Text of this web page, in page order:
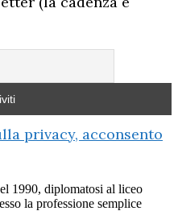
privacy, acconsento
1990, diplomatosi al liceo
la professione semplice